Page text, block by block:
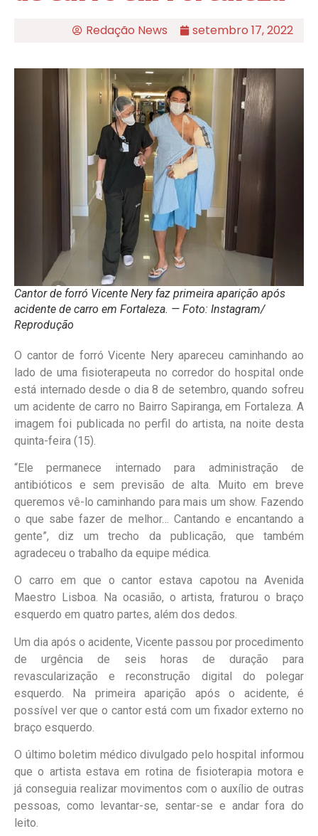
Redação News setembro 17, 2022
Cantor de forró Vicente Nery faz primeira aparição após
acidente de carro em Fortaleza. — Foto: Instagram/
Reprodução
O cantor de forró Vicente Nery apareceu caminhando ao
lado de uma fisioterapeuta no corredor do hospital onde
está internado desde o dia 8 de setembro, quando sofreu
um acidente de carro no Bairro Sapiranga, em Fortaleza. A
imagem foi publicada no perfil do artista, na noite desta
quinta-feira (15).
“Ele permanece internado para administração de
antibióticos e sem previsão de alta. Muito em breve
queremos vê-lo caminhando para mais um show. Fazendo
o que sabe fazer de melhor… Cantando e encantando a
gente”, diz um trecho da publicação, que também
agradeceu o trabalho da equipe médica.
O carro em que o cantor estava capotou na Avenida
Maestro Lisboa. Na ocasião, o artista, fraturou o braço
esquerdo em quatro partes, além dos dedos.
Um dia após o acidente, Vicente passou por procedimento
de urgência de seis horas de duração para
revascularização e reconstrução digital do polegar
esquerdo. Na primeira aparição após o acidente, é
possível ver que o cantor está com um fixador externo no
braço esquerdo.
O último boletim médico divulgado pelo hospital informou
que o artista estava em rotina de fisioterapia motora e
já conseguia realizar movimentos com o auxílio de outras
pessoas, como levantar-se, sentar-se e andar fora do
leito.